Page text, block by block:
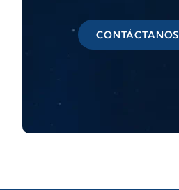
CONTÁCTANOS